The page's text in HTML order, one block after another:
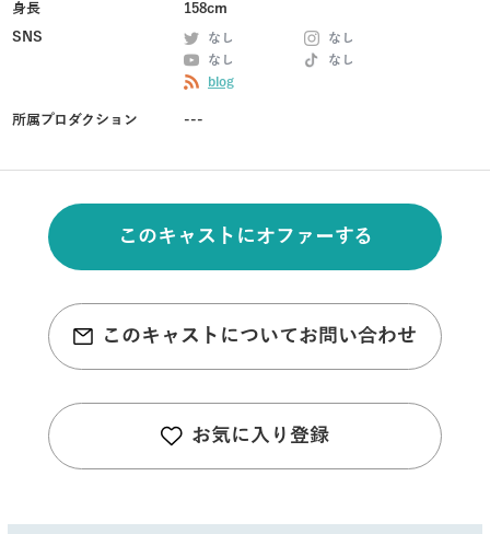
身長
158cm
SNS
なし
なし
なし
なし
blog
所属プロダクション ---
このキャストにオファーする
このキャストについてお問い合わせ
お気に入り登録